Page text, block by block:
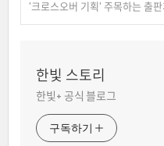
'크로스오버 기획' 주목하는 출판
한빛 스토리
한빛+ 공식 블로그
구독하기